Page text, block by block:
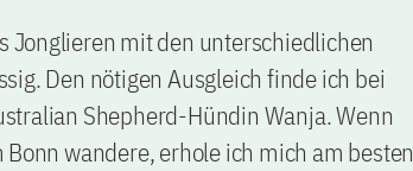
Jonglieren mit den unterschiedlichen
Den nötigen Ausgleich finde ich bei
Shepherd-Hündin Wanja. Wenn
wandere, erhole ich mich am besten